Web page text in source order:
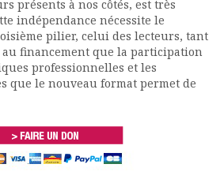
présents à nos côtés, est très
indépendance nécessite le
pilier, celui des lecteurs, tant
financement que la participation
professionnelles et les
que le nouveau format permet de